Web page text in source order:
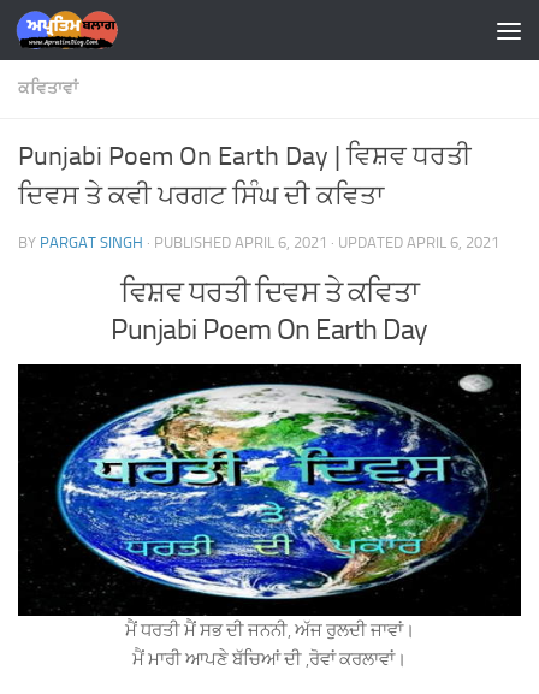
Skip to content
ਕਵਿਤਾਵਾਂ
Punjabi Poem On Earth Day | ਵਿਸ਼ਵ ਧਰਤੀ
ਦਿਵਸ ਤੇ ਕਵੀ ਪਰਗਟ ਸਿੰਘ ਦੀ ਕਵਿਤਾ
BY PARGAT SINGH · PUBLISHED APRIL 6, 2021 · UPDATED APRIL 6, 2021
ਵਿਸ਼ਵ ਧਰਤੀ ਦਿਵਸ ਤੇ ਕਵਿਤਾ
Punjabi Poem On Earth Day
ਮੈਂ ਧਰਤੀ ਮੈਂ ਸਭ ਦੀ ਜਨਨੀ, ਅੱਜ ਰੁਲਦੀ ਜਾਵਾਂ।
ਮੈਂ ਮਾਰੀ ਆਪਣੇ ਬੱਚਿਆਂ ਦੀ ,ਰੋਵਾਂ ਕਰਲਾਵਾਂ।